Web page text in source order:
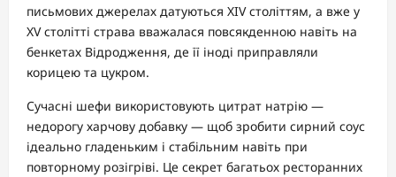
письмових джерелах датуються XIV століттям, а вже у
XV столітті страва вважалася повсякденною навіть на
бенкетах Відродження, де її іноді приправляли
корицею та цукром.
Сучасні шефи використовують цитрат натрію —
недорогу харчову добавку — щоб зробити сирний соус
ідеально гладеньким і стабільним навіть при
повторному розігріві. Це секрет багатьох ресторанних